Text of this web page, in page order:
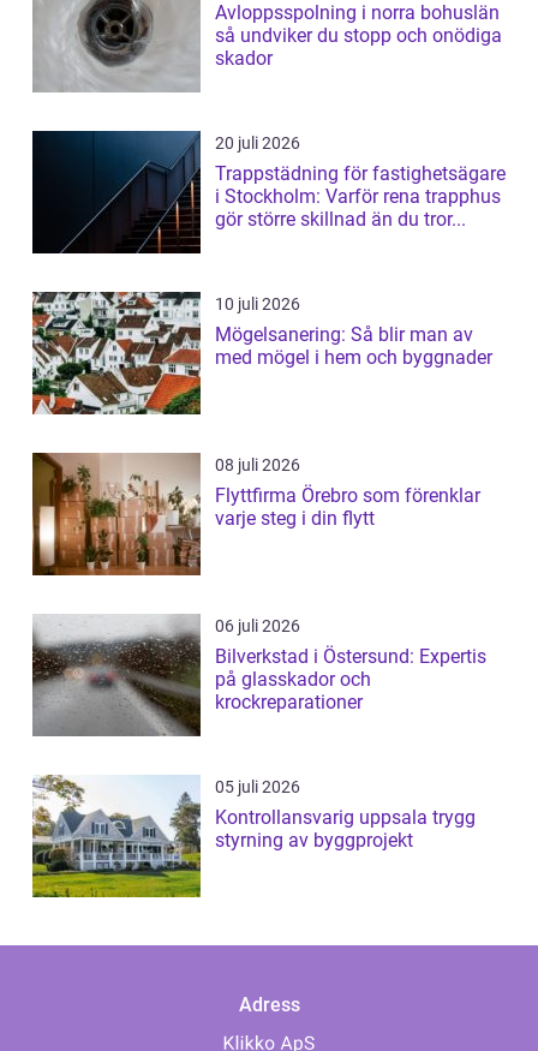
Avloppsspolning i norra bohuslän
så undviker du stopp och onödiga
skador
20 juli 2026
Trappstädning för fastighetsägare
i Stockholm: Varför rena trapphus
gör större skillnad än du tror...
10 juli 2026
Mögelsanering: Så blir man av
med mögel i hem och byggnader
08 juli 2026
Flyttfirma Örebro som förenklar
varje steg i din flytt
06 juli 2026
Bilverkstad i Östersund: Expertis
på glasskador och
krockreparationer
05 juli 2026
Kontrollansvarig uppsala trygg
styrning av byggprojekt
Adress